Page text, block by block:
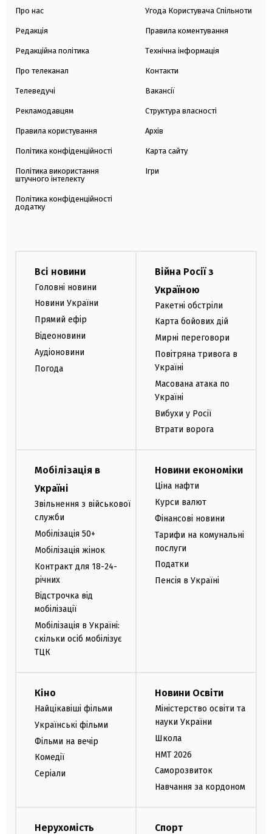
Про нас
Редакція
Редакційна політика
Про телеканал
Телеведучі
Рекламодавцям
Правила користування
Політика конфіденційності
Політика використання
штучного інтелекту
Політика конфіденційності
додатку
Угода Користувача Спільноти
Правила коментування
Технічна інформація
Контакти
Вакансії
Структура власності
Архів
Карта сайту
Ігри
Всі новини
Головні новини
Новини України
Прямий ефір
Відеоновини
Аудіоновини
Погода
Війна Росії з
Україною
Ракетні обстріли
Карта бойових дій
Мирні переговори
Повітряна тривога в
Україні
Масована атака по
Україні
Вибухи у Росії
Втрати ворога
Мобілізація в
Україні
Звільнення з військової
служби
Мобілізація 50+
Мобілізація жінок
Контракт для 18-24-
річних
Відстрочка від
мобілізації
Мобілізація в Україні:
скільки осіб мобілізує
ТЦК
Новини економіки
Ціна нафти
Курси валют
Фінансові новини
Тарифи на комунальні
послуги
Податки
Пенсія в Україні
Кіно
Найцікавіші фільми
Українські фільми
Фільми на вечір
Комедії
Серіали
Новини Освіти
Міністерство освіти та
науки України
Школа
НМТ 2026
Саморозвиток
Навчання за кордоном
Нерухомість Спорт